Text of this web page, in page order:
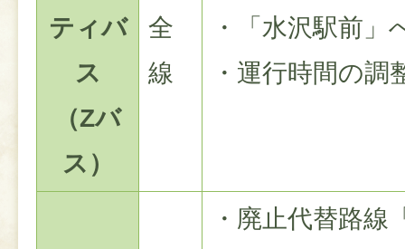
ティバ
ス
（Zバ
ス）
全
線
・「水沢駅前」
・運行時間の調
・廃止代替路線